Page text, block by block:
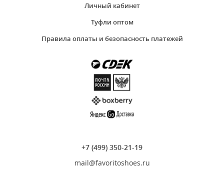
Личный кабинет
Туфли оптом
Правила оплаты и безопасность платежей
+7 (499) 350-21-19
mail@favoritoshoes.ru